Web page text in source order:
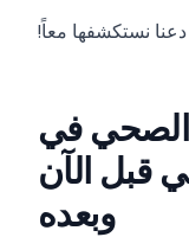
دعنا نستكشفها معاً!
الصحي في
قبل الآن
وبعده